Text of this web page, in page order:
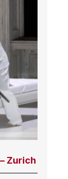
Zurich